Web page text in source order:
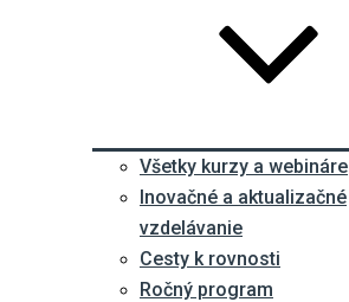
Všetky kurzy a webináre
Inovačné a aktualizačné
vzdelávanie
Cesty k rovnosti
Ročný program